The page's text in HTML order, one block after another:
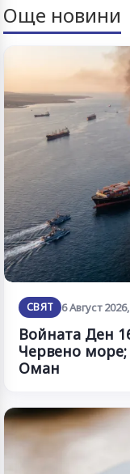
Още новини
СВЯТ 6 Август
Войната Ден
Червено море;
Оман